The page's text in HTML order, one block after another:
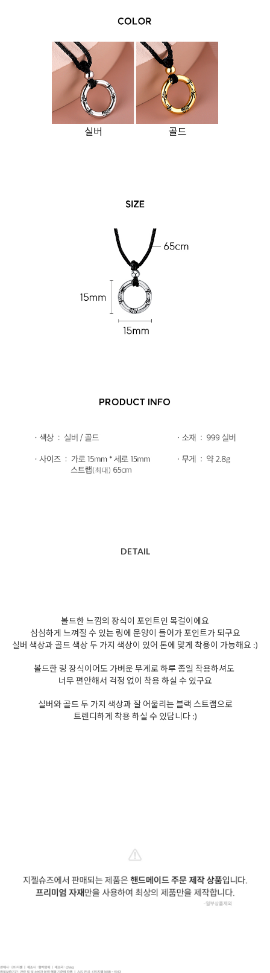
DETAIL
볼드한 느낌의 장식이 포인트인 목걸이에요
심심하게 느껴질 수 있는 링에 문양이 들어가 포인트가 되구요
실버 색상과 골드 색상 두 가지 색상이 있어 톤에 맞게 착용이 가능해요 :)
볼드한 링 장식이어도 가벼운 무게로 하루 종일 착용하셔도
너무 편안해서 걱정 없이 착용 하실 수 있구요
실버와 골드 두 가지 색상과 잘 어울리는 블랙 스트랩으로
트렌디하게 착용 하실 수 있답니다 :)